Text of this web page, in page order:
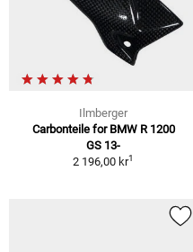
Ilmberger
Carbonteile for BMW R 1200
GS 13-
2 196,00 kr1